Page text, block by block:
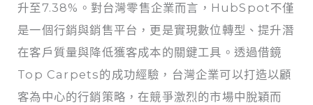
升至7.38%。對台灣零售企業而言，HubSpot不僅
是一個行銷與銷售平台，更是實現數位轉型、提升潛
在客戶質量與降低獲客成本的關鍵工具。透過借鏡
Top Carpets的成功經驗，台灣企業可以打造以顧
客為中心的行銷策略，在競爭激烈的市場中脫穎而